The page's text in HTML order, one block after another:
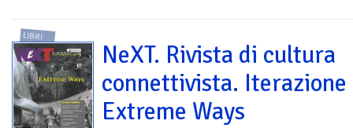
LIBRI
NeXT. Rivista di cultura
connettivista. Iterazione
Extreme Ways